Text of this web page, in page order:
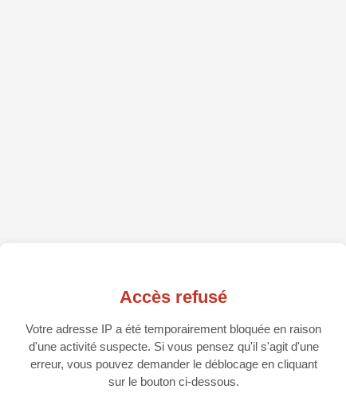
Accès refusé
Votre adresse IP a été temporairement bloquée en raison
d'une activité suspecte. Si vous pensez qu'il s'agit d'une
erreur, vous pouvez demander le déblocage en cliquant
sur le bouton ci-dessous.